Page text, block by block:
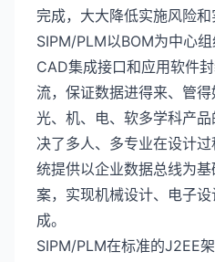
完成，大大降低实施风险和
SIPM/PLM以BOM为中心
CAD集成接口和应用软件
流，保证数据进得来、管
光、机、电、软多学科产
决了多人、多专业在设计
统提供以企业数据总线为
案，实现机械设计、电子
成。
SIPM/PLM在标准的J2EE